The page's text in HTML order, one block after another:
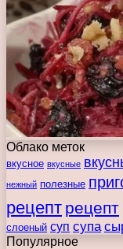
Облако меток
вкусное вкусные
нежный полезные
рецепт рецепт
слоеный суп супа
Популярное